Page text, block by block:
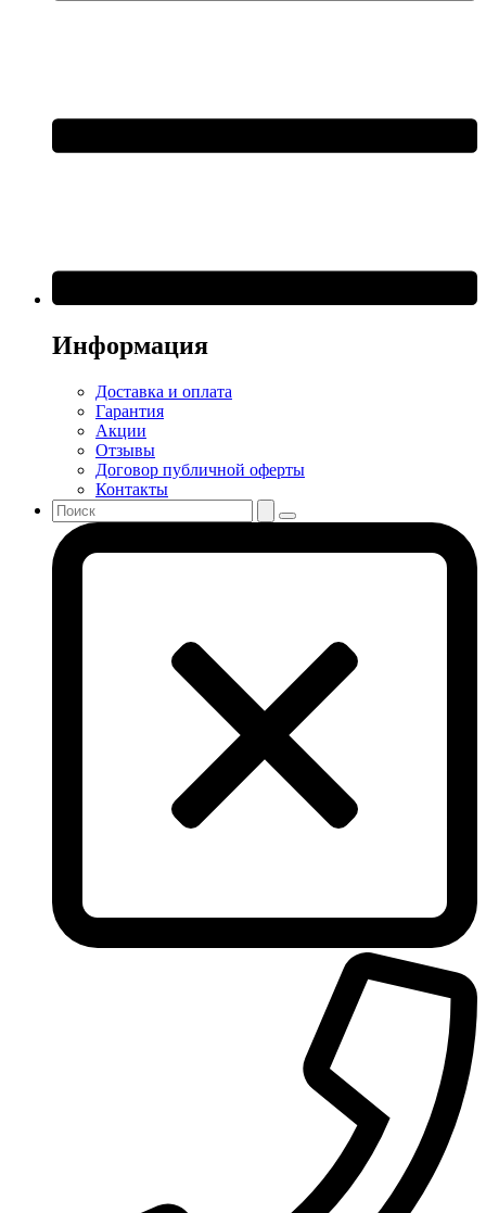
Информация
Доставка и оплата
Гарантия
Акции
Отзывы
Договор публичной оферты
Контакты